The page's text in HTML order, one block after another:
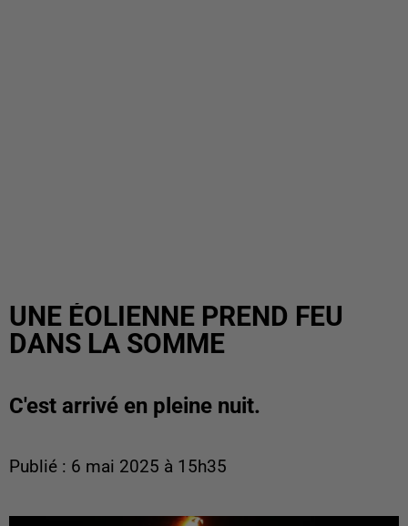
UNE ÉOLIENNE PREND FEU
DANS LA SOMME
C'est arrivé en pleine nuit.
Publié : 6 mai 2025 à 15h35